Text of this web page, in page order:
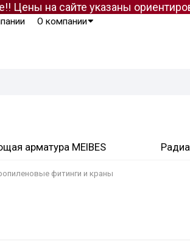
Цены на сайте указаны
О компании
арматура MEIBES
фитинги и краны